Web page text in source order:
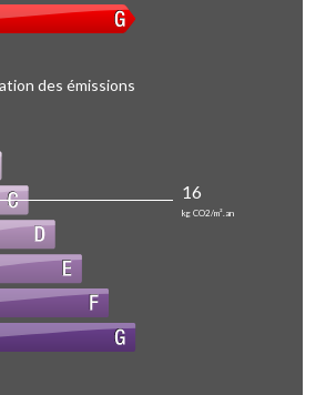
des émissions
16
kg CO2/m².an